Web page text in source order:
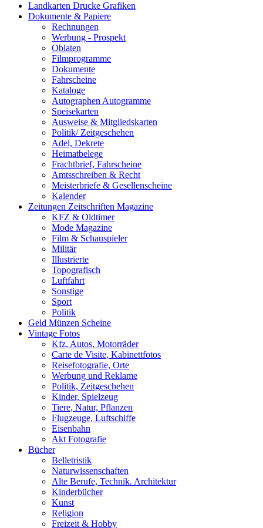
Landkarten Drucke Grafiken
Dokumente & Papiere
Rechnungen
Werbung - Prospekt
Oblaten
Filmprogramme
Dokumente
Fahrscheine
Kataloge
Autographen Autogramme
Speisekarten
Ausweise & Mitgliedskarten
Politik/ Zeitgeschehen
Adel, Dekrete
Heimatbelege
Frachtbrief, Fahrscheine
Amtsschreiben & Recht
Meisterbriefe & Gesellenscheine
Kalender
Zeitungen Zeitschriften Magazine
KFZ & Oldtimer
Mode Magazine
Film & Schauspieler
Militär
Illustrierte
Topografisch
Luftfahrt
Sonstige
Sport
Politik
Geld Münzen Scheine
Vintage Fotos
Kfz, Autos, Motorräder
Carte de Visite, Kabinettfotos
Reisefotografie, Orte
Werbung und Reklame
Politik, Zeitgeschehen
Kinder, Spielzeug
Tiere, Natur, Pflanzen
Flugzeuge, Luftschiffe
Eisenbahn
Akt Fotografie
Bücher
Belletristik
Naturwissenschaften
Alte Berufe, Technik. Architektur
Kinderbücher
Kunst
Religion
Freizeit & Hobby